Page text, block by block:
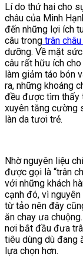
Lí do thứ hai cho
châu của Minh
đến những lợi ích
câu trong trân
dưỡng. Về mặt
câu rất hữu ích
làm giảm táo bón
ra, những khoáng
đều được tìm thấy
xuyên tăng cường
làn da tươi trẻ.
Nhờ nguyên liệu
được gọi là “trân
với những khách
cạnh đó, vì
từ tảo nên đây
ăn chay ưa
nơi bắt đầu đưa
tiêu dùng dù đang
lựa chọn hơn.